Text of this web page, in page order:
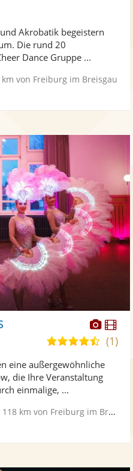
Fotos
Akrobatik begeistern
Die rund 20
Dance Gruppe ...
km von Freiburg im Breisgau
Fotos
4,5
5
Sternen
(1)
eine außergewöhnliche
die Ihre Veranstaltung
einmalige, ...
118 km von Freiburg im Breisgau